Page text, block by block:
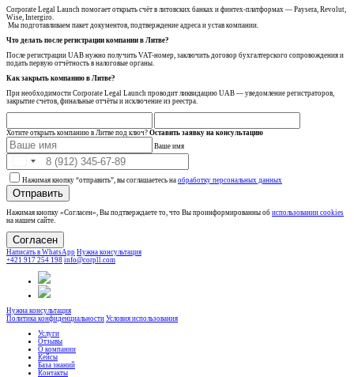
Corporate Legal Launch помогает открыть счёт в литовских банках и финтех-платформах — Paysera, Revolut,
Wise, Intergiro.
Мы подготавливаем пакет документов, подтверждение адреса и устав компании.
Что делать после регистрации компании в Литве?
После регистрации UAB нужно получить VAT-номер, заключить договор бухгалтерского сопровождения и
подать первую отчётность в налоговые органы.
Как закрыть компанию в Литве?
При необходимости Corporate Legal Launch проводит ликвидацию UAB — уведомление регистраторов,
закрытие счетов, финальные отчёты и исключение из реестра.
Хотите открыть компанию в Литве под ключ? Оставить заявку на консультацию
Ваше имя
Нажимая кнопку “отправить”, вы соглашаетесь на обработку персональных данных
Отправить
Нажимая кнопку «Согласен», Вы подтверждаете то, что Вы проинформированны об использовании cookies
на нашем сайте.
Согласен
Написать в WhatsApp Нужна консультация
+421 917 254 198 info@corpll.com
Нужна консультация
Политика конфиденциальности Условия использования
Услуги
Отзывы
О компании
Кейсы
База знаний
Контакты